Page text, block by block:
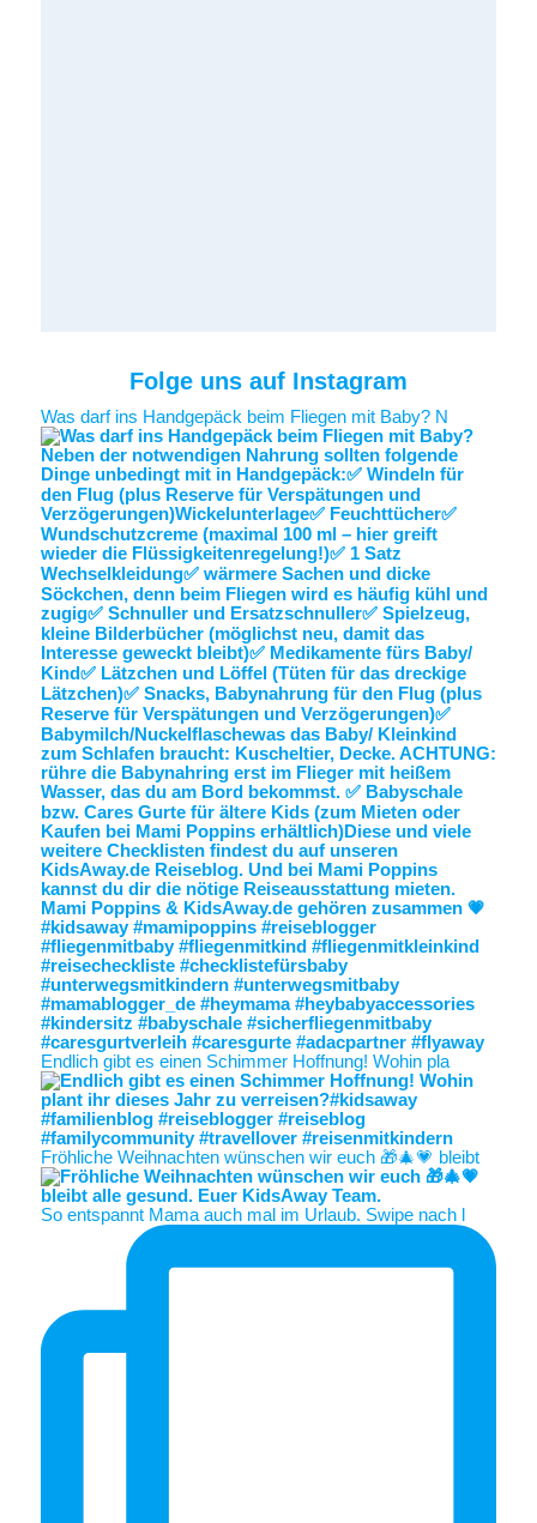
Folge uns auf Instagram
Was darf ins Handgepäck beim Fliegen mit Baby? N
Endlich gibt es einen Schimmer Hoffnung! Wohin pla
Fröhliche Weihnachten wünschen wir euch 🎁🎄💗 bleibt
So entspannt Mama auch mal im Urlaub. Swipe nach l